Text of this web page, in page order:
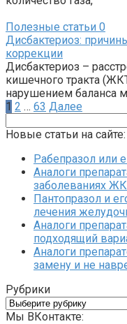
Полезные статьи 0
Дисбактериоз:
коррекции
Дисбактериоз –
кишечного тракта
нарушением баланса
Пагинация
1 2 … 63 Далее
Новые статьи на сайте:
Рабепразол или
Аналоги
заболеваниях
Пантопразол и
лечения
Аналоги
подходящий
Аналоги
замену и не
Рубрики
Рубрики
Мы ВКонтакте: